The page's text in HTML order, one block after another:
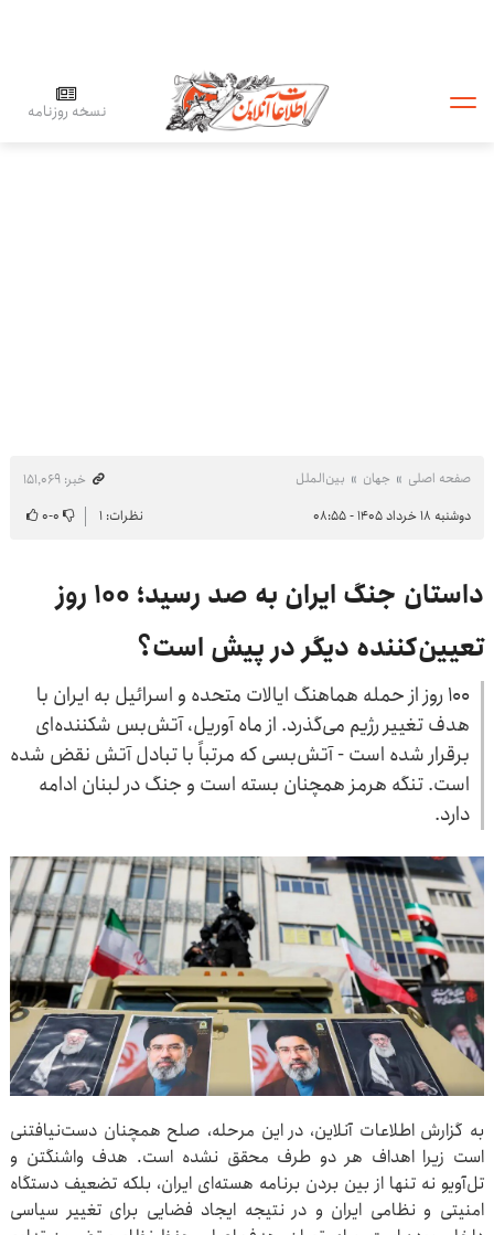
نسخه روزنامه
صفحه اصلی جهان بین‌الملل
خبر: ۱۵۱٬۰۶۹
دوشنبه ۱۸ خرداد ۱۴۰۵ - ۰۸:۵۵
نظرات: ۱ ۰-۰
داستان جنگ ایران به صد رسید؛ ۱۰۰ روز
تعیین‌کننده دیگر در پیش است؟
۱۰۰ روز از حمله هماهنگ ایالات متحده و اسرائیل به ایران با
هدف تغییر رژیم می‌گذرد. ​​از ماه آوریل، آتش‌بس شکننده‌ای
برقرار شده است - آتش‌بسی که مرتباً با تبادل آتش نقض شده
است. تنگه هرمز همچنان بسته است و جنگ در لبنان ادامه
دارد.
به گزارش اطلاعات آنلاین، در این مرحله، صلح همچنان دست‌نیافتنی
است زیرا اهداف هر دو طرف محقق نشده است. هدف واشنگتن و
تل‌آویو نه تنها از بین بردن برنامه هسته‌ای ایران، بلکه تضعیف دستگاه
امنیتی و نظامی ایران و در نتیجه ایجاد فضایی برای تغییر سیاسی